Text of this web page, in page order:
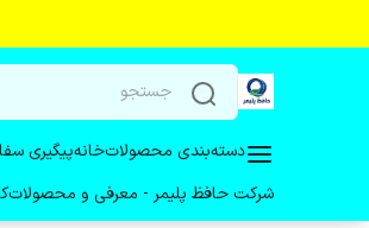
دسته‌بندی محصولاتخانهپیگیری
شرکت حافظ پلیمر - معرفی و محصولات